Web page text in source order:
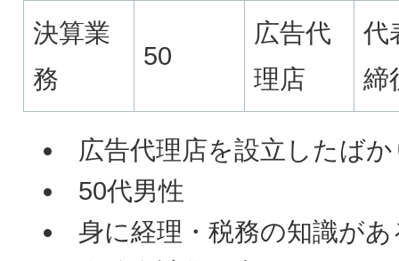
決算業
務
50
広告代
理店
代
締
広告代理店を設立したば
50代男性
身に経理・税務の知識があ